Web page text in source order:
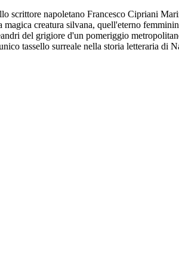
scrittore napoletano Francesco Cipriani
creatura silvana, quell'eterno
del grigiore d'un pomeriggio
tassello surreale nella storia letteraria di